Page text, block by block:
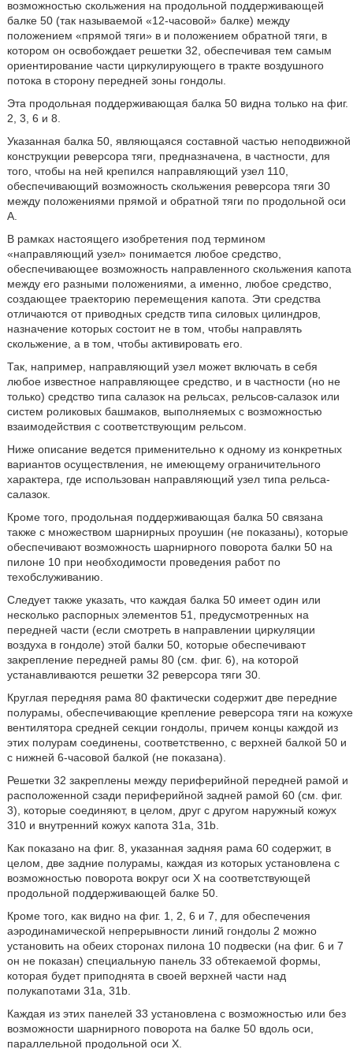
возможностью скольжения на продольной поддерживающей
балке 50 (так называемой «12-часовой» балке) между
положением «прямой тяги» в и положением обратной тяги, в
котором он освобождает решетки 32, обеспечивая тем самым
ориентирование части циркулирующего в тракте воздушного
потока в сторону передней зоны гондолы.
Эта продольная поддерживающая балка 50 видна только на фиг.
2, 3, 6 и 8.
Указанная балка 50, являющаяся составной частью неподвижной
конструкции реверсора тяги, предназначена, в частности, для
того, чтобы на ней крепился направляющий узел 110,
обеспечивающий возможность скольжения реверсора тяги 30
между положениями прямой и обратной тяги по продольной оси
А.
В рамках настоящего изобретения под термином
«направляющий узел» понимается любое средство,
обеспечивающее возможность направленного скольжения капота
между его разными положениями, а именно, любое средство,
создающее траекторию перемещения капота. Эти средства
отличаются от приводных средств типа силовых цилиндров,
назначение которых состоит не в том, чтобы направлять
скольжение, а в том, чтобы активировать его.
Так, например, направляющий узел может включать в себя
любое известное направляющее средство, и в частности (но не
только) средство типа салазок на рельсах, рельсов-салазок или
систем роликовых башмаков, выполняемых с возможностью
взаимодействия с соответствующим рельсом.
Ниже описание ведется применительно к одному из конкретных
вариантов осуществления, не имеющему ограничительного
характера, где использован направляющий узел типа рельса-
салазок.
Кроме того, продольная поддерживающая балка 50 связана
также с множеством шарнирных проушин (не показаны), которые
обеспечивают возможность шарнирного поворота балки 50 на
пилоне 10 при необходимости проведения работ по
техобслуживанию.
Следует также указать, что каждая балка 50 имеет один или
несколько распорных элементов 51, предусмотренных на
передней части (если смотреть в направлении циркуляции
воздуха в гондоле) этой балки 50, которые обеспечивают
закрепление передней рамы 80 (см. фиг. 6), на которой
устанавливаются решетки 32 реверсора тяги 30.
Круглая передняя рама 80 фактически содержит две передние
полурамы, обеспечивающие крепление реверсора тяги на кожухе
вентилятора средней секции гондолы, причем концы каждой из
этих полурам соединены, соответственно, с верхней балкой 50 и
с нижней 6-часовой балкой (не показана).
Решетки 32 закреплены между периферийной передней рамой и
расположенной сзади периферийной задней рамой 60 (см. фиг.
3), которые соединяют, в целом, друг с другом наружный кожух
310 и внутренний кожух капота 31а, 31b.
Как показано на фиг. 8, указанная задняя рама 60 содержит, в
целом, две задние полурамы, каждая из которых установлена с
возможностью поворота вокруг оси X на соответствующей
продольной поддерживающей балке 50.
Кроме того, как видно на фиг. 1, 2, 6 и 7, для обеспечения
аэродинамической непрерывности линий гондолы 2 можно
установить на обеих сторонах пилона 10 подвески (на фиг. 6 и 7
он не показан) специальную панель 33 обтекаемой формы,
которая будет приподнята в своей верхней части над
полукапотами 31а, 31b.
Каждая из этих панелей 33 установлена с возможностью или без
возможности шарнирного поворота на балке 50 вдоль оси,
параллельной продольной оси X.